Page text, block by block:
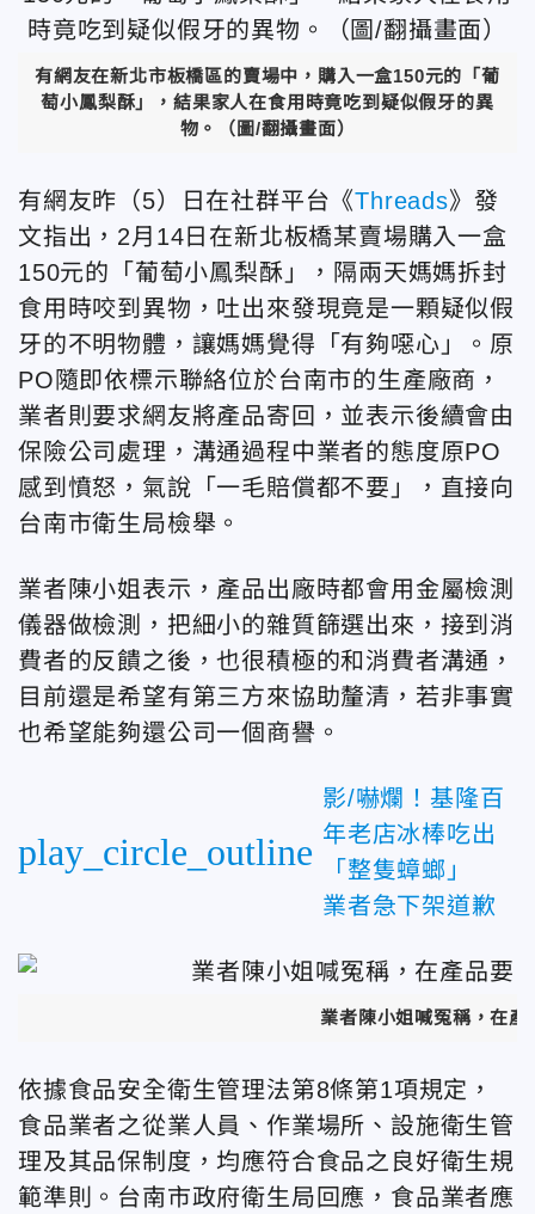
有網友在新北市板橋區的賣場中，購入一盒150元的「葡
萄小鳳梨酥」，結果家人在食用時竟吃到疑似假牙的異
物。（圖/翻攝畫面）
有網友昨（5）日在社群平台《Threads》發
文指出，2月14日在新北板橋某賣場購入一盒
150元的「葡萄小鳳梨酥」，隔兩天媽媽拆封
食用時咬到異物，吐出來發現竟是一顆疑似假
牙的不明物體，讓媽媽覺得「有夠噁心」。原
PO隨即依標示聯絡位於台南市的生產廠商，
業者則要求網友將產品寄回，並表示後續會由
保險公司處理，溝通過程中業者的態度原PO
感到憤怒，氣說「一毛賠償都不要」，直接向
台南市衛生局檢舉。
業者陳小姐表示，產品出廠時都會用金屬檢測
儀器做檢測，把細小的雜質篩選出來，接到消
費者的反饋之後，也很積極的和消費者溝通，
目前還是希望有第三方來協助釐清，若非事實
也希望能夠還公司一個商譽。
play_circle_outline
影/嚇爛！基隆百
年老店冰棒吃出
「整隻蟑螂」
業者急下架道歉
業者陳小姐喊冤稱，在
依據食品安全衛生管理法第8條第1項規定，
食品業者之從業人員、作業場所、設施衛生管
理及其品保制度，均應符合食品之良好衛生規
範準則。台南市政府衛生局回應，食品業者應